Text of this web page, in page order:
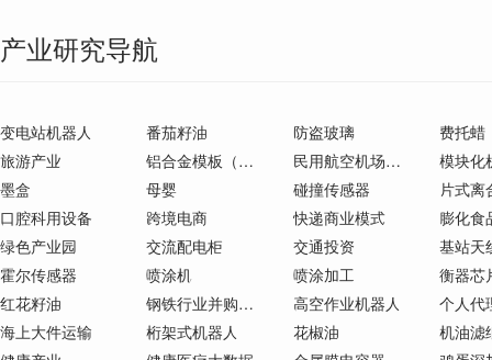
产业研究导航
变电站机器人 番茄籽油 防盗玻璃
费托蜡
旅游产业
铝合金模板（铝膜） 民用航空机场建设
模块化
墨盒
母婴 碰撞传感器
片式离
口腔科用设备
跨境电商 快递商业模式
膨化食
绿色产业园
交流配电柜 交通投资
基站天
霍尔传感器
喷涂机 喷涂加工
衡器芯
红花籽油
钢铁行业并购重组 高空作业机器人
个人代
海上大件运输
桁架式机器人 花椒油
机油滤